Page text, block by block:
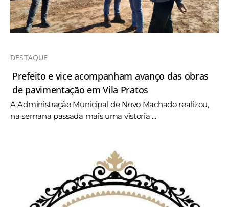
DESTAQUE
Prefeito e vice acompanham avanço das obras
de pavimentação em Vila Pratos
A Administração Municipal de Novo Machado realizou,
na semana passada mais uma vistoria ...